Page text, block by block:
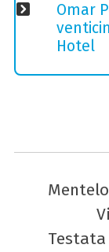
Omar
Hotel